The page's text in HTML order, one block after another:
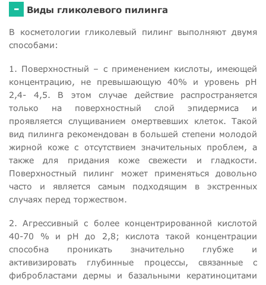
- Виды гликолевого пилинга
В косметологии гликолевый пилинг выполняют двумя
способами:
1. Поверхностный – с применением кислоты, имеющей
концентрацию, не превышающую 40% и уровень рН
2,4- 4,5. В этом случае действие распространяется
только на поверхностный слой эпидермиса и
проявляется слущиванием омертвевших клеток. Такой
вид пилинга рекомендован в большей степени молодой
жирной коже с отсутствием значительных проблем, а
также для придания коже свежести и гладкости.
Поверхностный пилинг может применяться довольно
часто и является самым подходящим в экстренных
случаях перед торжеством.
2. Агрессивный с более концентрированной кислотой
40-70 % и рН до 2,8; кислота такой концентрации
способна проникать значительно глубже и
активизировать глубинные процессы, связанные с
фибробластами дермы и базальными кератиноцитами